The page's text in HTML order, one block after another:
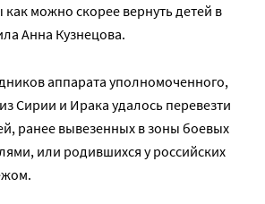
можно скорее вернуть детей в
Анна Кузнецова.
аппарата уполномоченного,
из Сирии и Ирака удалось перевезти
ранее вывезенных в зоны боевых
или родившихся у российских